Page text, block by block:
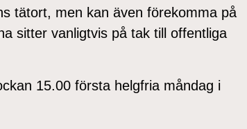
tätort, men kan även förekomma på
sitter vanligtvis på tak till offentliga
15.00 första helgfria måndag i